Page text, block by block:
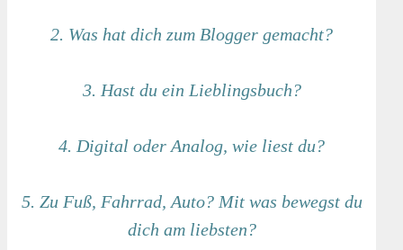
2. Was hat dich zum Blogger gemacht?
3. Hast du ein Lieblingsbuch?
4. Digital oder Analog, wie liest du?
5. Zu Fuß, Fahrrad, Auto? Mit was bewegst du
dich am liebsten?